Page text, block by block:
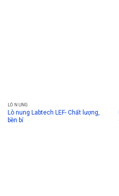
LÒ NUNG
Lò nung Labtech LEF- Chất lượng,
bền bỉ